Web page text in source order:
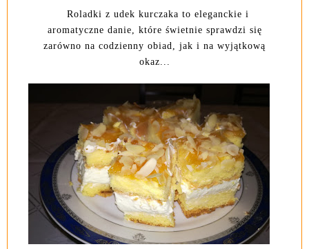
Roladki z udek kurczaka to eleganckie i
aromatyczne danie, które świetnie sprawdzi się
zarówno na codzienny obiad, jak i na wyjątkową
okaz...